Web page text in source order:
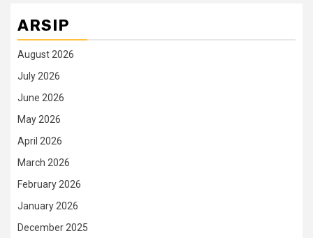
ARSIP
August 2026
July 2026
June 2026
May 2026
April 2026
March 2026
February 2026
January 2026
December 2025